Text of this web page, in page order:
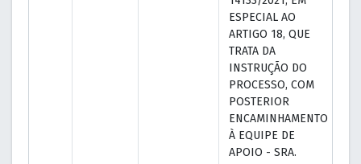
ESPECIAL AO
ARTIGO 18, QUE
TRATA DA
INSTRUÇÃO DO
PROCESSO, COM
POSTERIOR
ENCAMINHAMENTO
À EQUIPE DE
APOIO - SRA.